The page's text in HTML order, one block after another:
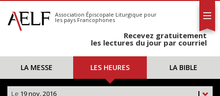
S'abonner
Calendrier
Association Épiscopale Liturgique pour
les pays Francophones
Recevez gratuitement
les lectures du jour par courriel
LA MESSE LES HEURES LA BIBLE
|
Le 19 nov. 2016